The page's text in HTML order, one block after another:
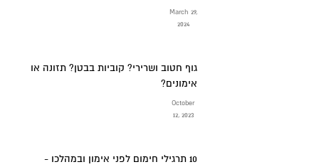
March 29,
2024
גוף חטוב ושרירי? קוביות בבטן? תזונה או
אימונים?
October
12, 2023
10 תרגילי חימום לפני אימון ובמהלכו -